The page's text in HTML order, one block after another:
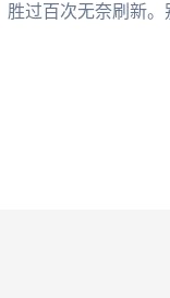
过百次无奈刷新